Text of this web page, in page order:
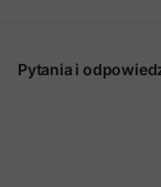
Pytania i